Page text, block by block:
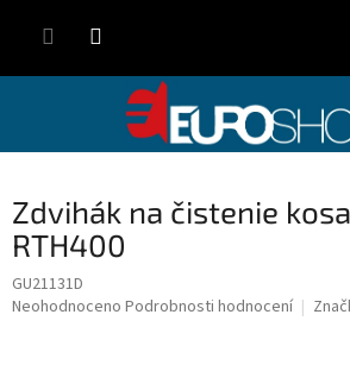
Zdvihák na čistenie
RTH400
GU21131D
Průměrné
Neohodnoceno Podrobnosti hodnocení